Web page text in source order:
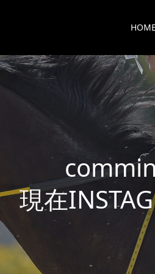
HOME
commin
現在INSTAG